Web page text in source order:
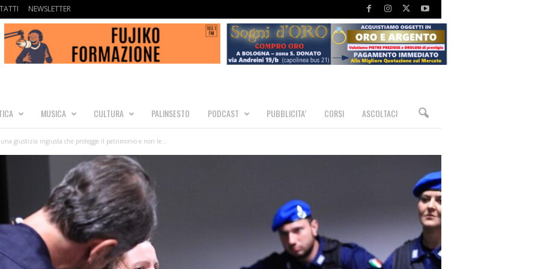
NEWSLETTER
MUSICA CULTURA PALINSESTO PODCAST PUBBLICITA’ CORSI ASCOLTACI
giustizia ingiusta che protegge il patrimonio e non le...